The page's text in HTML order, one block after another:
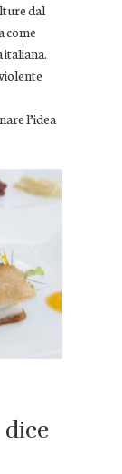
dal
come
l’idea